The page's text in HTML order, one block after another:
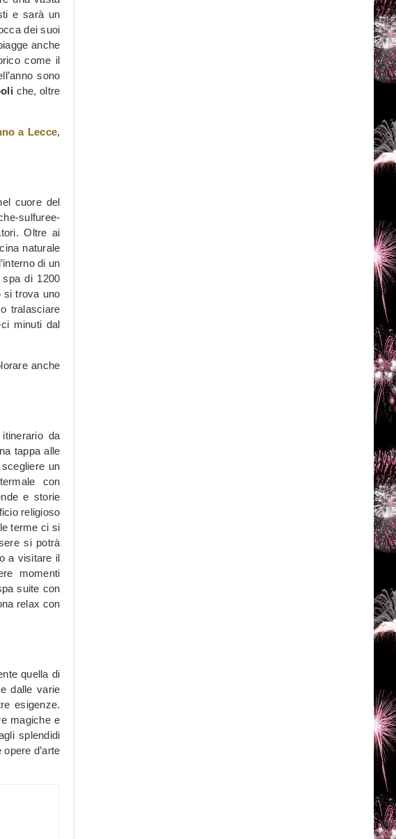
e sarà un
dei suoi
anche
come il
sono
che, oltre
a Lecce,
cuore del
sulfuree-
Oltre ai
naturale
di un
di 1200
si trova uno
tralasciare
minuti dal
anche
da
tappa alle
un
con
e storie
religioso
terme ci si
si potrà
a visitare il
momenti
suite con
relax con
quella di
dalle varie
esigenze.
magiche e
splendidi
d’arte